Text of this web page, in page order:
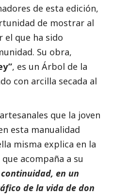
de esta edición,
de mostrar al
el que ha sido
Su obra,
, es un Árbol de la
con arcilla secada al
que la joven
esta manualidad
misma explica en la
acompaña a su
en un
de la vida de don